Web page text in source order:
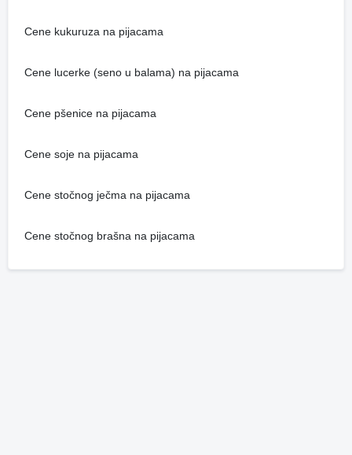
Cene kukuruza na pijacama
Cene lucerke (seno u balama) na pijacama
Cene pšenice na pijacama
Cene soje na pijacama
Cene stočnog ječma na pijacama
Cene stočnog brašna na pijacama